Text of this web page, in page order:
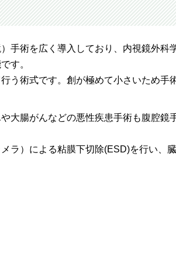
手術を広く導入しており、内視鏡外科
す。
う術式です。創が極めて小さいため手
大腸がんなどの悪性疾患手術も腹腔鏡
ラ）による粘膜下切除(ESD)を行い、